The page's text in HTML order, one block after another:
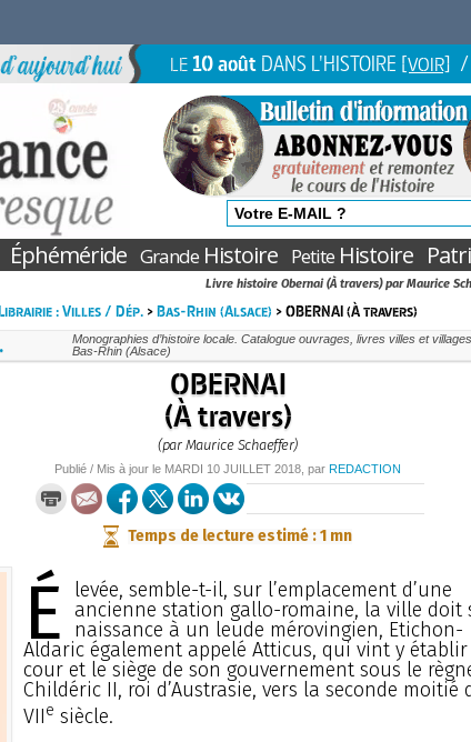
LE10 août DANS L'HISTOIRE [VOIR] /
Éphéméride GrandeHistoire PetiteHistoire
Livre histoire Obernai (À travers) par Maurice
: Villes / Dép.>Bas-Rhin (Alsace) > OBERNAI (À travers)
Monographies d’histoire locale. Catalogue ouvrages, livres villes et
Bas-Rhin (Alsace)
OBERNAI
(À travers)
(par Maurice Schaeffer)
Publié / Mis à jour le MARDI 10 JUILLET 2018 , par REDACTION
Temps de lecture estimé : 1 mn
É
levée, semble-t-il, sur l’emplacement d’une
ancienne station gallo-romaine, la ville doit
naissance à un leude mérovingien, Etichon-
Aldaric également appelé Atticus, qui vint y établir
cour et le siège de son gouvernement sous le
Childéric II, roi d’Austrasie, vers la seconde moitié
VIIe siècle.